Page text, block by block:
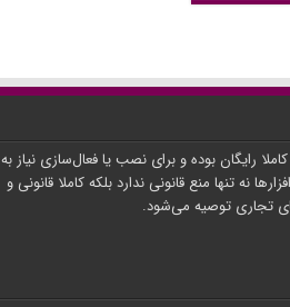
رایگان بوده و برای نصب یا فعال‌سازی نیاز به
نه تنها منع قانونی ندارد بلکه کاملا قانونی و
تجاری توصیه می‌شود.